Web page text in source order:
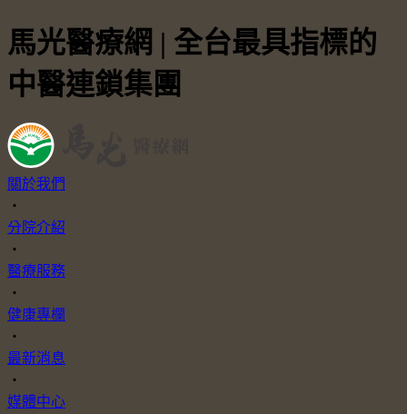
馬光醫療網 | 全台最具指標的
中醫連鎖集團
關於我們
・
分院介紹
・
醫療服務
・
健康專欄
・
最新消息
・
媒體中心